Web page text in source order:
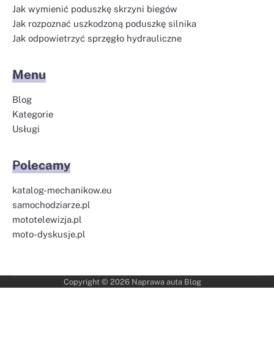
Jak wymienić poduszkę skrzyni biegów
Jak rozpoznać uszkodzoną poduszkę silnika
Jak odpowietrzyć sprzęgło hydrauliczne
Menu
Blog
Kategorie
Usługi
Polecamy
katalog-mechanikow.eu
samochodziarze.pl
mototelewizja.pl
moto-dyskusje.pl
Copyright © 2026 Naprawa auta Blog